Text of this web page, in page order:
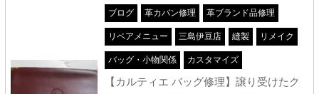
ブログ 革カバン修理 革ブランド品修理
リペアメニュー 三島伊豆店 縫製 リメイク
バッグ・小物関係 カスタマイズ
【カルティエ バッグ修理】譲り受けたク